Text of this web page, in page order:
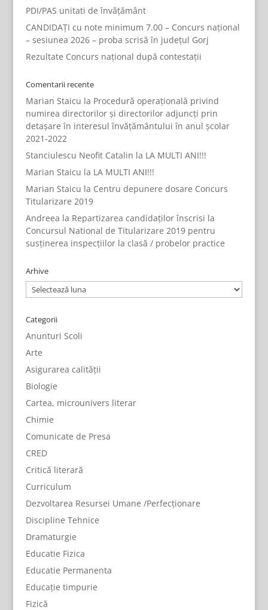
PDI/PAS unitati de învățământ
CANDIDAȚI cu note minimum 7.00 – Concurs național
– sesiunea 2026 – proba scrisă în județul Gorj
Rezultate Concurs național după contestații
Comentarii recente
Marian Staicu la Procedură operațională privind
numirea directorilor și directorilor adjuncți prin
detașare în interesul învățământului în anul școlar
2021-2022
Stanciulescu Neofit Catalin la LA MULTI ANI!!!
Marian Staicu la LA MULTI ANI!!!
Marian Staicu la Centru depunere dosare Concurs
Titularizare 2019
Andreea la Repartizarea candidaților înscrisi la
Concursul National de Titularizare 2019 pentru
susținerea inspecțiilor la clasă / probelor practice
Arhive
Arhive
Categorii
Anunturi Scoli
Arte
Asigurarea calității
Biologie
Cartea, microunivers literar
Chimie
Comunicate de Presa
CRED
Critică literară
Curriculum
Dezvoltarea Resursei Umane /Perfecționare
Discipline Tehnice
Dramaturgie
Educatie Fizica
Educatie Permanenta
Educație timpurie
Fizică